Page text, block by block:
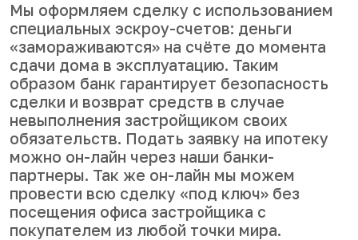
Мы оформляем сделку с использованием
специальных эскроу-счетов: деньги
«замораживаются» на счёте до момента
сдачи дома в эксплуатацию. Таким
образом банк гарантирует безопасность
сделки и возврат средств в случае
невыполнения застройщиком своих
обязательств. Подать заявку на ипотеку
можно он-лайн через наши банки-
партнеры. Так же он-лайн мы можем
провести всю сделку «под ключ» без
посещения офиса застройщика с
покупателем из любой точки мира.